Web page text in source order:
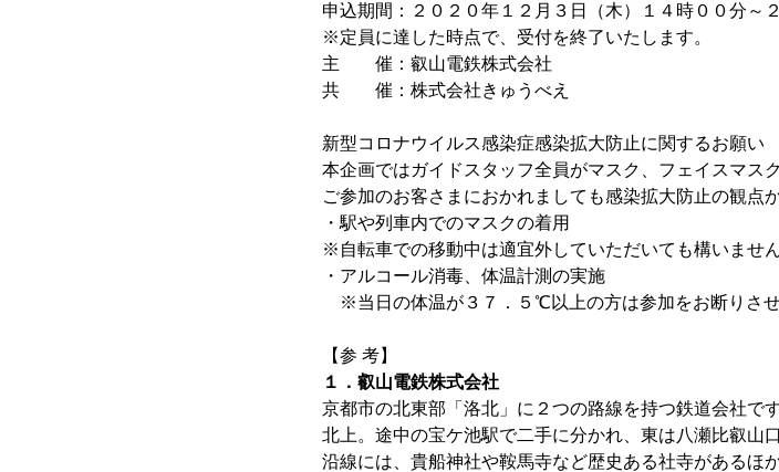
申込期間：２０２０年１２月３日（木）１４時００分～
※定員に達した時点で、受付を終了いたします。
主 催：叡山電鉄株式会社
共 催：株式会社きゅうべえ
新型コロナウイルス感染症感染拡大防止に関するお願い
本企画ではガイドスタッフ全員がマスク、フェイスマス
ご参加のお客さまにおかれましても感染拡大防止の観点
・駅や列車内でのマスクの着用
※自転車での移動中は適宜外していただいても構いません
・アルコール消毒、体温計測の実施
※当日の体温が３７．５℃以上の方は参加をお断りさせ
【参 考】
１．叡山電鉄株式会社
京都市の北東部「洛北」に２つの路線を持つ鉄道会社で
北上。途中の宝ケ池駅で二手に分かれ、東は八瀬比叡山
沿線には、貴船神社や鞍馬寺など歴史ある社寺があるほ